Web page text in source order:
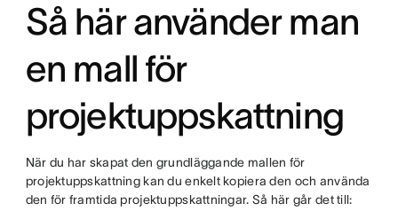
Så här använder man
en mall för
projektuppskattning
När du har skapat den grundläggande mallen för
projektuppskattning kan du enkelt kopiera den och använda
den för framtida projektuppskattningar. Så här går det till: